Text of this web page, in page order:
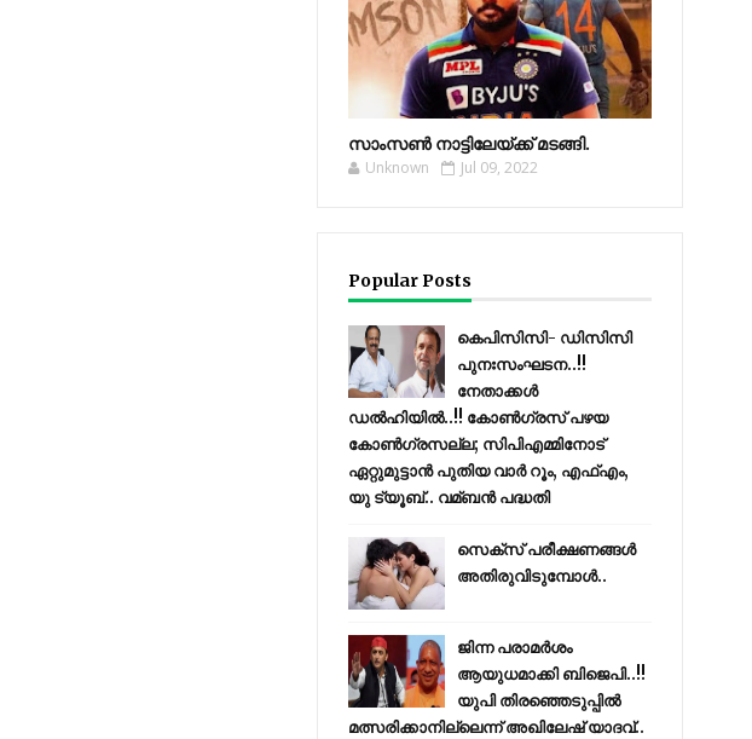
സാംസണ്‍ നാട്ടിലേയ്‌ക്ക് മടങ്ങി.
Unknown Jul 09, 2022
Popular Posts
കെപിസിസി- ഡിസിസി
പുനഃസംഘടന..!!
നേതാക്കൾ
ഡൽഹിയിൽ..!! കോണ്‍ഗ്രസ് പഴയ
കോണ്‍ഗ്രസല്ല; സിപിഎമ്മിനോട്
ഏറ്റുമുട്ടാന്‍ പുതിയ വാര്‍ റൂം, എഫ്‌എം,
യു ട്യൂബ്.. വമ്ബന്‍ പദ്ധതി
സെക്സ് പരീക്ഷണങ്ങൾ
അതിരുവിടുമ്പോൾ..
ജിന്ന പരാമര്‍ശം
ആയുധമാക്കി ബിജെപി..!!
യുപി തിരഞ്ഞെടുപ്പില്‍
മത്സരിക്കാനില്ലെന്ന് അഖിലേഷ് യാദവ്..